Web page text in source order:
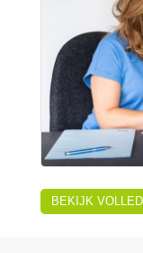
BEKIJK